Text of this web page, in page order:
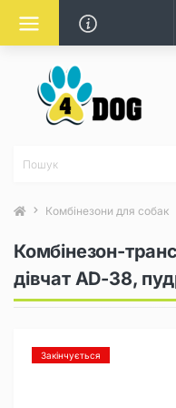
Комбінезони для собак
Комбінезон-
дівчат AD-38,
Закінчується